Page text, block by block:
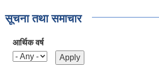
सूचना तथा समाचार
आर्थिक वर्ष